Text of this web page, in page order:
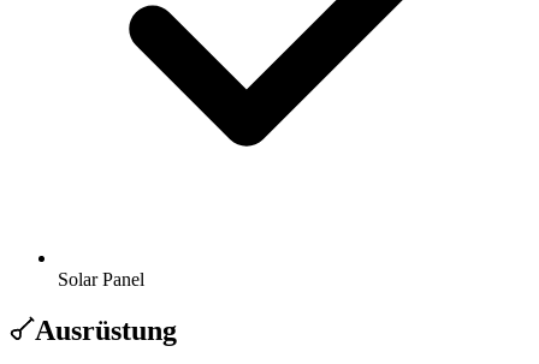
Solar Panel
Ausrüstung